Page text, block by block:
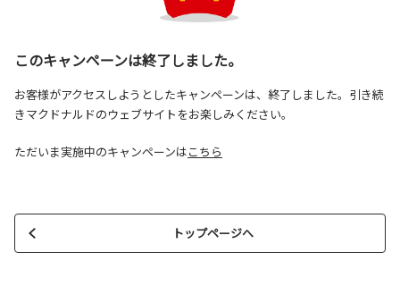
このキャンペーンは終了しました。
お客様がアクセスしようとしたキャンペーンは、終了しました。引き続
きマクドナルドのウェブサイトをお楽しみください。
ただいま実施中のキャンペーンはこちら
トップページへ